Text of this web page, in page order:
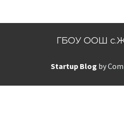
ГБОУ ООШ
Startup Blog by